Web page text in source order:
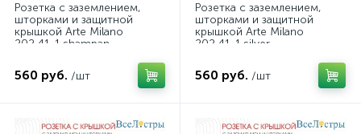
Розетка с заземлением,
шторками и защитной
крышкой Arte Milano
202.41-1.shampan
560 руб. /шт
Розетка с заземлением,
шторками и защитной
крышкой Arte Milano
202.41-1.silver
560 руб. /шт